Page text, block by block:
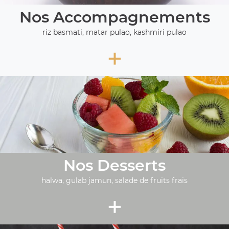
Nos Accompagnements
riz basmati, matar pulao, kashmiri pulao
+
Nos Desserts
halwa, gulab jamun, salade de fruits frais
+